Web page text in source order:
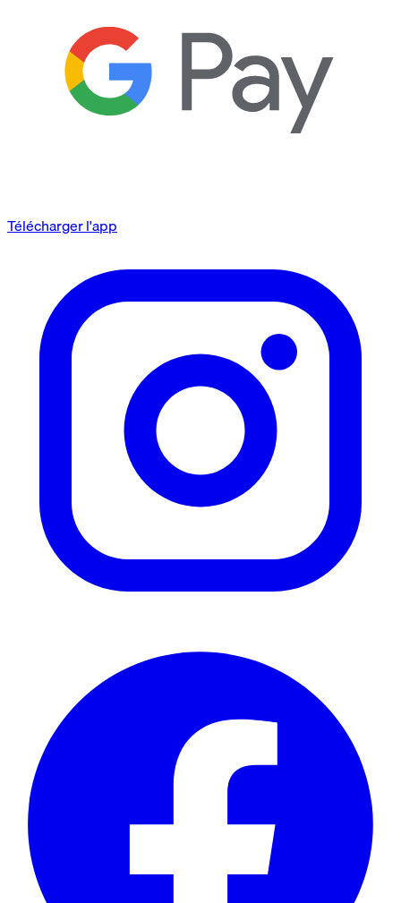
Télécharger l'app